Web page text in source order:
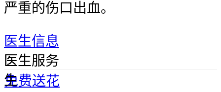
严重的伤口出血。
医生信息
医
生
医生服务
免费送花